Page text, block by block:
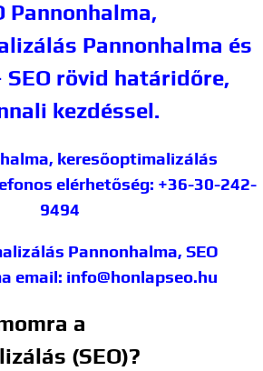
Pannonhalma,
Pannonhalma és
SEO rövid határidőre,
kezdéssel.
keresőoptimalizálás
elérhetőség: +36-30-242-
9494
Pannonhalma, SEO
email: info@honlapseo.hu
a
(SEO)?